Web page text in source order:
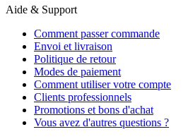
Aide & Support
Comment passer commande
Envoi et livraison
Politique de retour
Modes de paiement
Comment utiliser votre compte
Clients professionnels
Promotions et bons d'achat
Vous avez d'autres questions ?